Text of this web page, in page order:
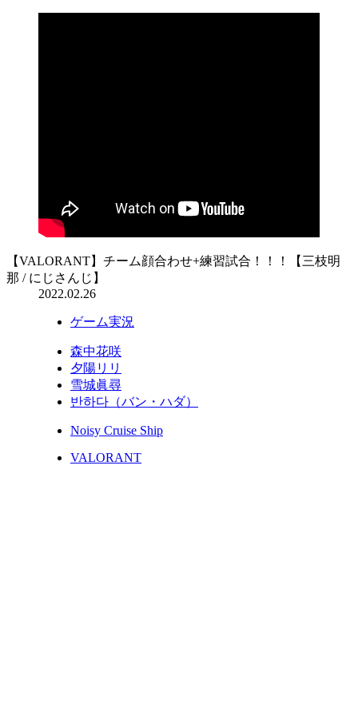
【VALORANT】チーム顔合わせ+練習試合！！！【三枝明
那 / にじさんじ】
2022.02.26
ゲーム実況
森中花咲
夕陽リリ
雪城眞尋
반하다（バン・ハダ）
Noisy Cruise Ship
VALORANT